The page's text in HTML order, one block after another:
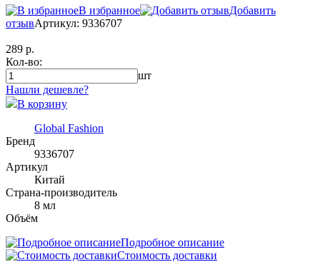
В избранное
Добавить
отзывАртикул: 9336707
289 р.
Кол-во:
шт
Нашли дешевле?
В корзину
Global Fashion
Бренд
9336707
Артикул
Китай
Страна-производитель
8 мл
Объём
Подробное описание
Стоимость доставки